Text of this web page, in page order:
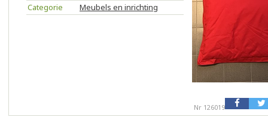
Categorie
Meubels en inrichting
Nr 126019